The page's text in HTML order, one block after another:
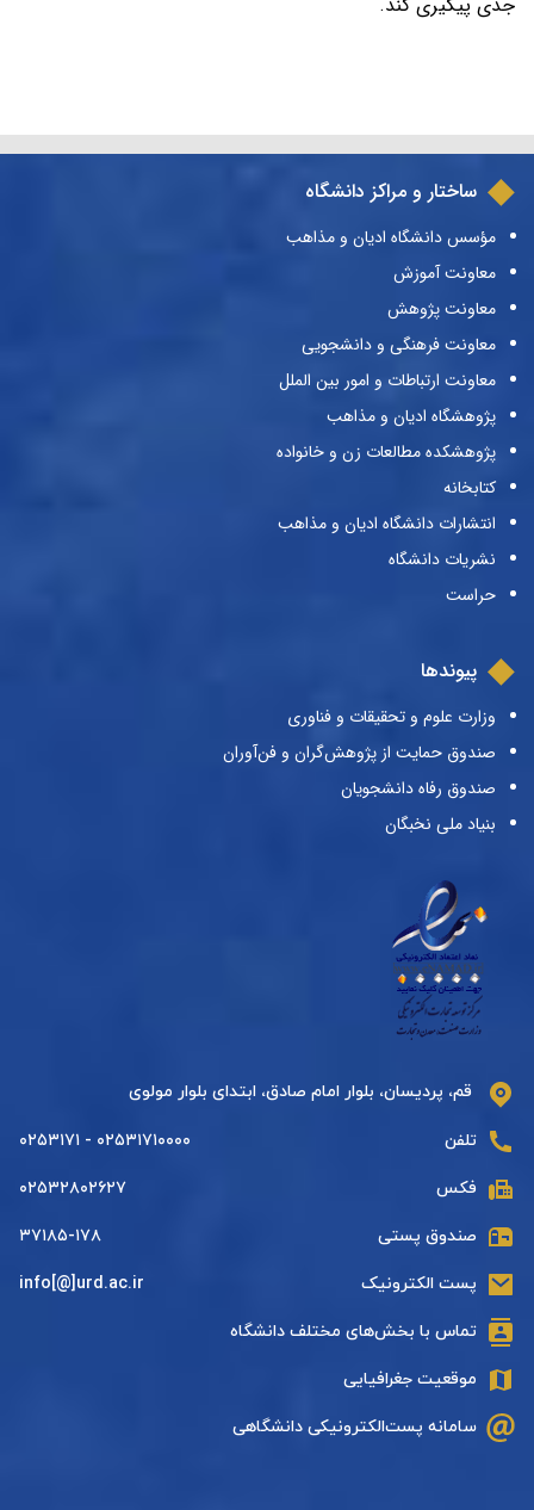
ساختار و مراکز دانشگاه
مؤسس دانشگاه ادیان و مذاهب
معاونت آموزش
معاونت پژوهش
معاونت فرهنگی و دانشجویی
معاونت ارتباطات و امور بین الملل
پژوهشگاه ادیان و مذاهب
پژوهشکده مطالعات زن و خانواده
کتابخانه
انتشارات دانشگاه ادیان و مذاهب
نشریات دانشگاه
حراست
پیوندها
وزارت علوم و تحقیقات و فناوری
صندوق حمایت از پژوهش‌گران و فن‌آوران
صندوق رفاه دانشجویان
بنیاد ملی نخبگان
قم، پردیسان، بلوار امام صادق، ابتدای بلوار مولوی
تلفن ۰۲۵۳۱۷۱۰۰۰۰ - ۰۲۵۳۱۷۱
فکس ۰۲۵۳۲۸۰۲۶۲۷
صندوق پستی ۳۷۱۸۵-۱۷۸
پست الکترونیک info[@]urd.ac.ir
تماس با بخش‌های مختلف دانشگاه
موقعیت جغرافیایی
سامانه پست‌الکترونیکی دانشگاهی